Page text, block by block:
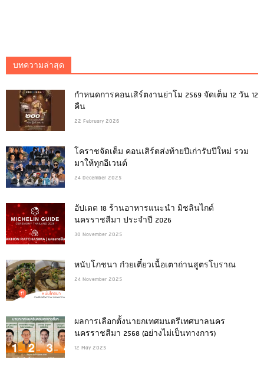
บทความล่าสุด
กำหนดการคอนเสิร์ตงานย่าโม 2569 จัดเต็ม 12 วัน 12
คืน
22 February 2026
โคราชจัดเต็ม คอนเสิร์ตส่งท้ายปีเก่ารับปีใหม่ รวม
มาให้ทุกอีเวนต์
24 December 2025
อัปเดต 18 ร้านอาหารแนะนำ มิชลินไกด์
นครราชสีมา ประจำปี 2026
30 November 2025
หนับโภชนา ก๋วยเตี๋ยวเนื้อเตาถ่านสูตรโบราณ
24 November 2025
ผลการเลือกตั้งนายกเทศมนตรีเทศบาลนคร
นครราชสีมา 2568 (อย่างไม่เป็นทางการ)
12 May 2025